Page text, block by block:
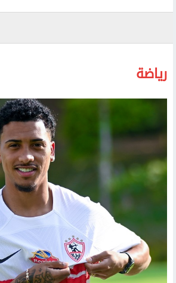
طيران حوثي مسير يستهدف مطار عتق الدولي
رياضة